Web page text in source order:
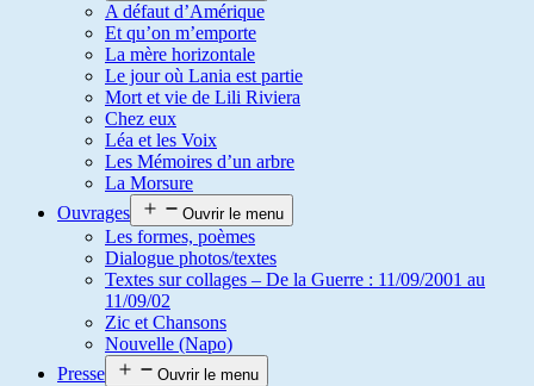
A défaut d’Amérique
Et qu’on m’emporte
La mère horizontale
Le jour où Lania est partie
Mort et vie de Lili Riviera
Chez eux
Léa et les Voix
Les Mémoires d’un arbre
La Morsure
Ouvrages
Ouvrir le menu
Les formes, poèmes
Dialogue photos/textes
Textes sur collages – De la Guerre : 11/09/2001 au
11/09/02
Zic et Chansons
Nouvelle (Napo)
Presse
Ouvrir le menu